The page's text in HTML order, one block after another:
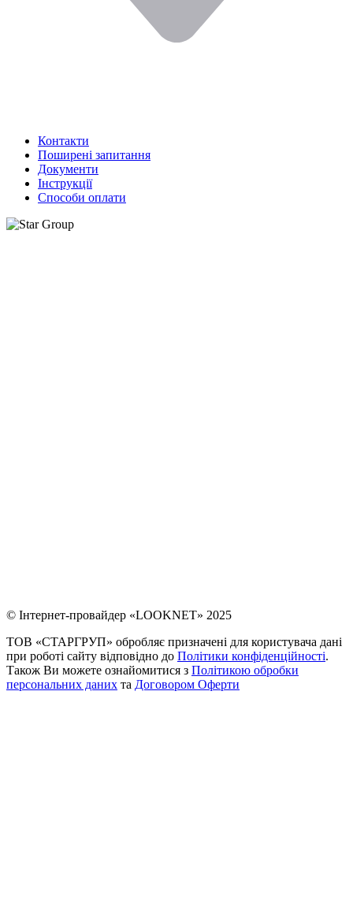
Контакти
Поширені запитання
Документи
Інструкції
Способи оплати
© Інтернет-провайдер «LOOKNET» 2025
ТОВ «СТАРГРУП» обробляє призначені для користувача дані
при роботі сайту відповідно до Політики конфіденційності.
Також Ви можете ознайомитися з Політикою обробки
персональних даних та Договором Оферти